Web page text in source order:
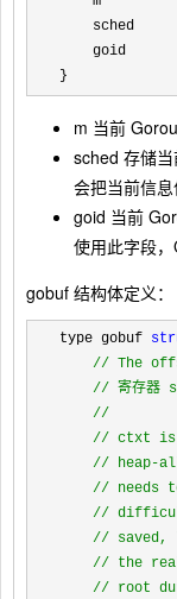
sched
goid
}
m 当前
sched 存储
会把当前信息
goid 当前
使用此字段，
gobuf 结构体定义：
type gobuf
// The
// 寄存器
//
// ctxt is
// heap-
// needs
//
// saved,
// the
// root